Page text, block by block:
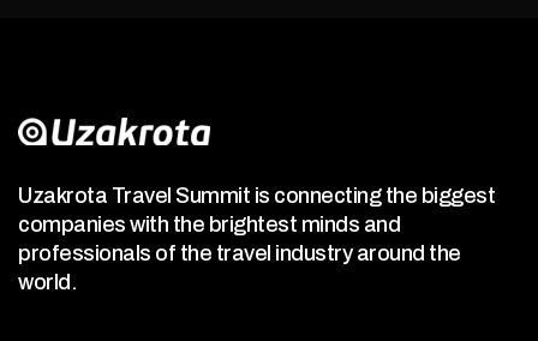
Uzakrota Travel Summit is connecting the biggest
companies with the brightest minds and
professionals of the travel industry around the
world.